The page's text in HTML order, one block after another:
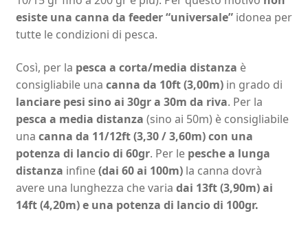
esiste una canna da feeder “universale”idonea per
tutte le condizioni di pesca.
Così, per la pesca a corta/media distanza è
consigliabile una canna da 10ft (3,00m)in grado di
lanciare pesi sino ai 30gr a 30m da riva. Per la
pesca a media distanza (sino ai 50m) è consigliabile
una canna da 11/12ft (3,30 / 3,60m) con una
potenza di lancio di 60gr. Per le pesche a lunga
distanza infine(dai 60 ai 100m)la canna dovrà
avere una lunghezza che varia dai 13ft (3,90m) ai
14ft (4,20m) e una potenza di lancio di 100gr.